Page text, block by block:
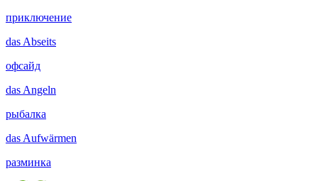
приключение
das Abseits
офсайд
das Angeln
рыбалка
das Aufwärmen
разминка